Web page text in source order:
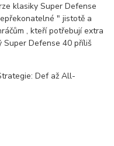
klasiky Super Defense
" jistotě a
, kteří potřebují extra
Defense 40 příliš
Def až All-